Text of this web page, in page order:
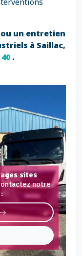
un entretien
à Saillac,
40.
sites
notre